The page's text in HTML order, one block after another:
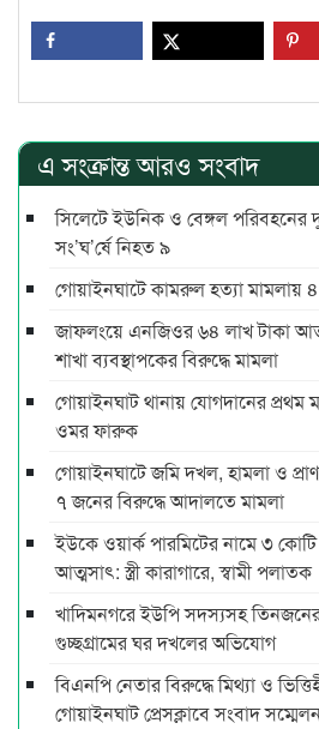
এ সংক্রান্ত আরও সংবাদ
সিলেটে ইউনিক ও বেঙ্গল পরিবহনের
সং’ঘ’র্ষে নিহত ৯
গোয়াইনঘাটে কামরুল হত্যা মামলায় ৪
জাফলংয়ে এনজিওর ৬৪ লাখ টাকা
শাখা ব্যবস্থাপকের বিরুদ্ধে মামলা
গোয়াইনঘাট থানায় যোগদানের প্রথম
ওমর ফারুক
গোয়াইনঘাটে জমি দখল, হামলা ও
৭ জনের বিরুদ্ধে আদালতে মামলা
ইউকে ওয়ার্ক পারমিটের নামে ৩
আত্মসাৎ: স্ত্রী কারাগারে, স্বামী পলাতক
খাদিমনগরে ইউপি সদস্যসহ
গুচ্ছগ্রামের ঘর দখলের অভিযোগ
বিএনপি নেতার বিরুদ্ধে মিথ্যা ও
গোয়াইনঘাট প্রেসক্লাবে সংবাদ